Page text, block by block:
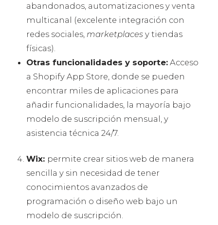
abandonados, automatizaciones y venta
multicanal (excelente integración con
redes sociales, marketplaces y tiendas
físicas).
Otras funcionalidades y soporte: Acceso
a Shopify App Store, donde se pueden
encontrar miles de aplicaciones para
añadir funcionalidades, la mayoría bajo
modelo de suscripción mensual, y
asistencia técnica 24/7.
Wix: permite crear sitios web de manera
sencilla y sin necesidad de tener
conocimientos avanzados de
programación o diseño web bajo un
modelo de suscripción.